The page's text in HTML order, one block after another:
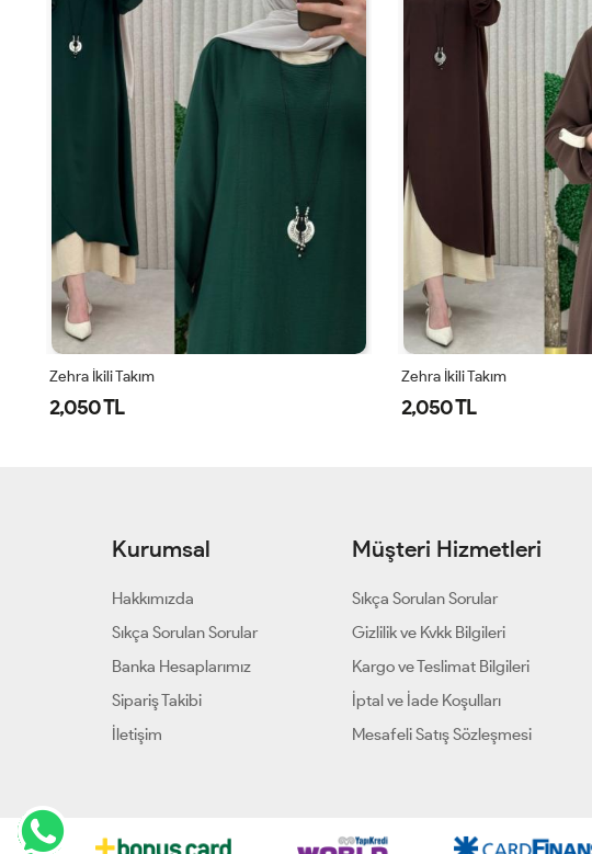
Zehra İkili Takım
2,050 TL
Zehra İkili Takım
2,050 TL
Kurumsal
Hakkımızda
Sıkça Sorulan Sorular
Banka Hesaplarımız
Sipariş Takibi
İletişim
Müşteri Hizmetleri
Sıkça Sorulan Sorular
Gizlilik ve Kvkk Bilgileri
Kargo ve Teslimat Bilgileri
İptal ve İade Koşulları
Mesafeli Satış Sözleşmesi